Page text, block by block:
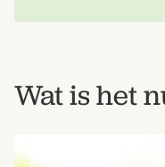
Wat is het